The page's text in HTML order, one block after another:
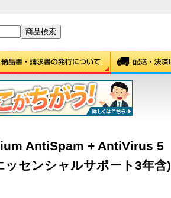
AntiSpam + AntiVirus 5
センシャルサポート3年含)